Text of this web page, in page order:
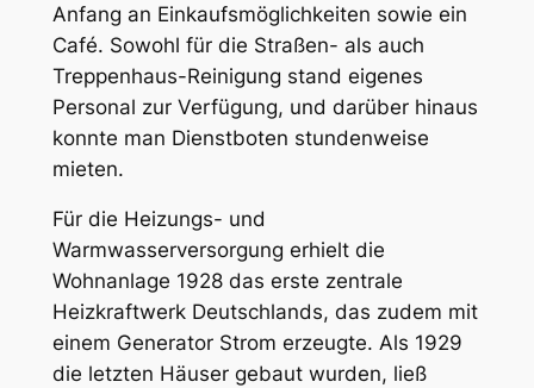
Anfang an Einkaufsmöglichkeiten sowie ein
Café. Sowohl für die Straßen- als auch
Treppenhaus-Reinigung stand eigenes
Personal zur Verfügung, und darüber hinaus
konnte man Dienstboten stundenweise
mieten.
Für die Heizungs- und
Warmwasserversorgung erhielt die
Wohnanlage 1928 das erste zentrale
Heizkraftwerk Deutschlands, das zudem mit
einem Generator Strom erzeugte. Als 1929
die letzten Häuser gebaut wurden, ließ